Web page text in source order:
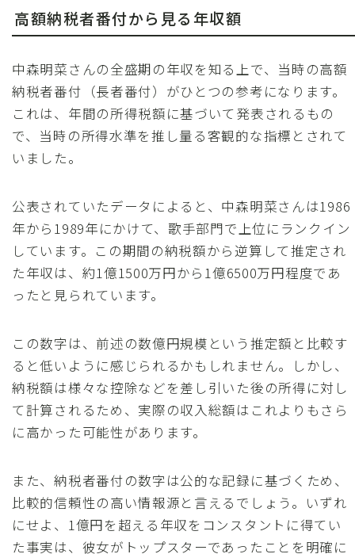
高額納税者番付から見る年収額
中森明菜さんの全盛期の年収を知る上で、当時の高額
納税者番付（長者番付）がひとつの参考になります。
これは、年間の所得税額に基づいて発表されるもの
で、当時の所得水準を推し量る客観的な指標とされて
いました。
公表されていたデータによると、中森明菜さんは1986
年から1989年にかけて、歌手部門で上位にランクイン
しています。この期間の納税額から逆算して推定され
た年収は、約1億1500万円から1億6500万円程度であ
ったと見られています。
この数字は、前述の数億円規模という推定額と比較す
ると低いように感じられるかもしれません。しかし、
納税額は様々な控除などを差し引いた後の所得に対し
て計算されるため、実際の収入総額はこれよりもさら
に高かった可能性があります。
また、納税者番付の数字は公的な記録に基づくため、
比較的信頼性の高い情報源と言えるでしょう。いずれ
にせよ、1億円を超える年収をコンスタントに得てい
た事実は、彼女がトップスターであったことを明確に